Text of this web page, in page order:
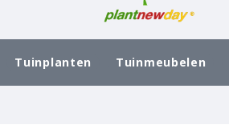
Tuinplanten Tuinmeubelen